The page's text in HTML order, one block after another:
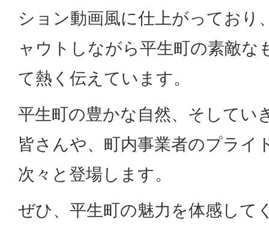
ション動画風に仕上がっており
ャウトしながら平生町の素敵な
て熱く伝えています。
平生町の豊かな自然、そしてい
皆さんや、町内事業者のプライ
次々と登場します。
ぜひ、平生町の魅力を体感して